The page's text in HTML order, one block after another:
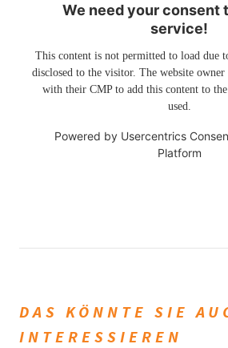
We need your consent
service!
This content is not permitted to load due
disclosed to the visitor. The website owner
with their CMP to add this content to
used.
Powered by Usercentrics
Platform
DAS KÖNNTE SIE
INTERESSIEREN